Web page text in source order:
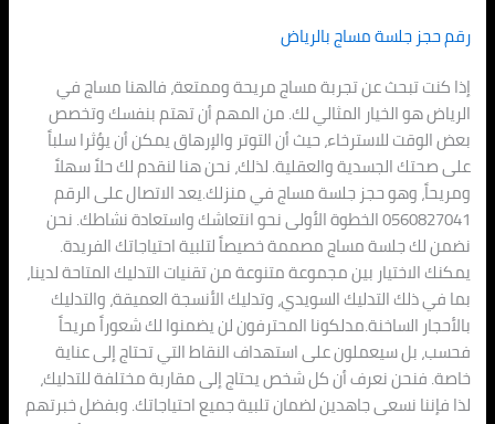
رقم حجز جلسة مساج بالرياض
إذا كنت تبحث عن تجربة مساج مريحة وممتعة، فالهنا مساج في
الرياض هو الخيار المثالي لك. من المهم أن تهتم بنفسك وتخصص
بعض الوقت للاسترخاء، حيث أن التوتر والإرهاق يمكن أن يؤثرا سلباً
على صحتك الجسدية والعقلية. لذلك، نحن هنا لنقدم لك حلاً سهلاً
ومريحاً، وهو حجز جلسة مساج في منزلك.يعد الاتصال على الرقم
0560827041 الخطوة الأولى نحو انتعاشك واستعادة نشاطك. نحن
نضمن لك جلسة مساج مصممة خصيصاً لتلبية احتياجاتك الفريدة.
يمكنك الاختيار بين مجموعة متنوعة من تقنيات التدليك المتاحة لدينا،
بما في ذلك التدليك السويدي، وتدليك الأنسجة العميقة، والتدليك
بالأحجار الساخنة.مدلكونا المحترفون لن يضمنوا لك شعوراً مريحاً
فحسب، بل سيعملون على استهداف النقاط التي تحتاج إلى عناية
خاصة. فنحن نعرف أن كل شخص يحتاج إلى مقاربة مختلفة للتدليك،
لذا فإننا نسعى جاهدين لضمان تلبية جميع احتياجاتك. وبفضل خبرتهم